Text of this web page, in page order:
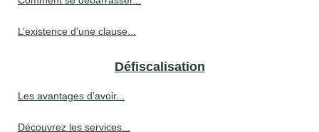
L’existence d’une clause...
Défiscalisation
Les avantages d’avoir...
Découvrez les services...